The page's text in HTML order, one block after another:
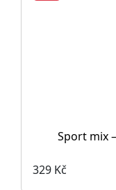
Sport mix
329 Kč